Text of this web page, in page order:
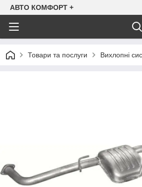
АВТО КОМФОРТ +
Товари та послуги Вихлопні